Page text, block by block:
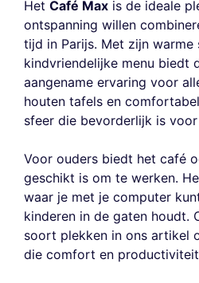
Het Café Max is de ideale
ontspanning willen
tijd in Parijs. Met zijn warme
kindvriendelijke menu biedt
aangename ervaring voor
houten tafels en
sfeer die bevorderlijk is
Voor ouders biedt het café
geschikt is om te werken.
waar je met je computer
kinderen in de gaten houdt.
soort plekken in ons artikel
die comfort en